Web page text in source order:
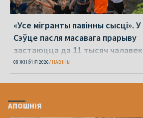
«Усе мігранты павінны сысці». У
Сэўце пасля масавага прарыву
застаюцца да 11 тысяч чалавек
08 ЖНІЎНЯ 2026 НАВІНЫ
АПОШНІЯ